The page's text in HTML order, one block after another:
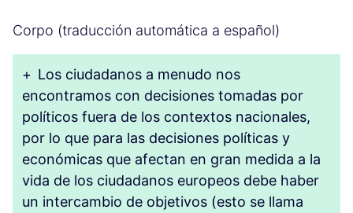
Corpo (traducción automática a español)
+ Los ciudadanos a menudo nos
encontramos con decisiones tomadas por
políticos fuera de los contextos nacionales,
por lo que para las decisiones políticas y
económicas que afectan en gran medida a la
vida de los ciudadanos europeos debe haber
un intercambio de objetivos (esto se llama